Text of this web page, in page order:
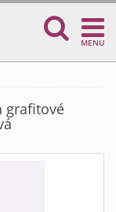
MENU
grafitové